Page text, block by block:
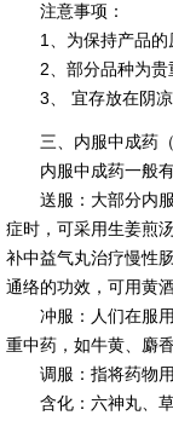
注意事项：
1、为保持产品的原
2、部分品种为贵重
3、 宜存放在阴凉
三、内服中成药（
内服中成药一般有
送服：大部分内服
症时，可采用生姜煎
补中益气丸治疗慢性
通络的功效，可用黄
冲服：人们在服用
重中药，如牛黄、麝
调服：指将药物用
含化：六神丸、草